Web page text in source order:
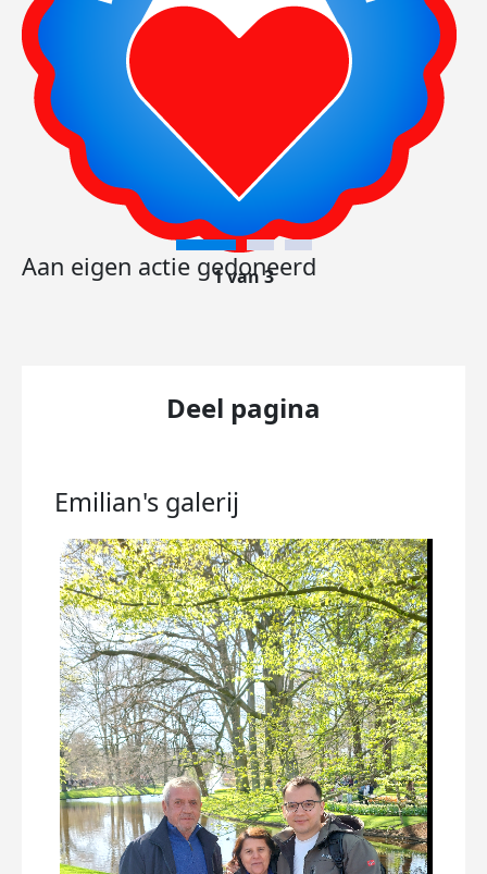
Aan eigen actie gedoneerd
1 van 3
Deel pagina
Emilian's galerij